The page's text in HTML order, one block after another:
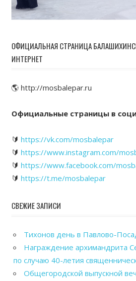
ОФИЦИАЛЬНАЯ СТРАНИЦА
ИНТЕРНЕТ
🌎 http://mosbalepar.ru
Официальные страницы в
🔰 https://vk.com/mosbalepar
🔰 https://www.instagram.com/
🔰 https://www.facebook.com/
🔰 https://t.me/mosbalepar
СВЕЖИЕ ЗАПИСИ
Тихонов день в Павлово-
Награждение архимандрита
по случаю 40-летия
Общегородской выпускной